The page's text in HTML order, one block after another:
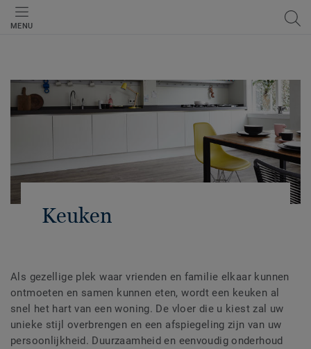
MENU
Keuken
Als gezellige plek waar vrienden en familie elkaar kunnen
ontmoeten en samen kunnen eten, wordt een keuken al
snel het hart van een woning. De vloer die u kiest zal uw
unieke stijl overbrengen en een afspiegeling zijn van uw
persoonlijkheid. Duurzaamheid en eenvoudig onderhoud